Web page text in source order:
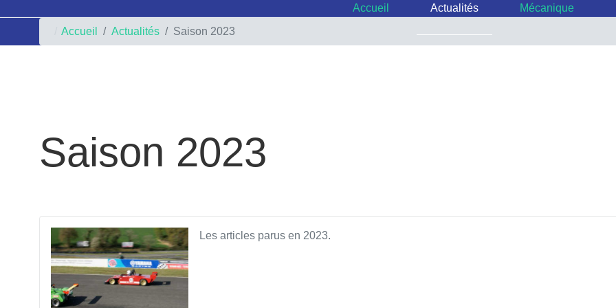
Accueil Actualités Mécanique
Accueil
Actualités Saison 2023
Saison 2023
Les articles parus en 2023.